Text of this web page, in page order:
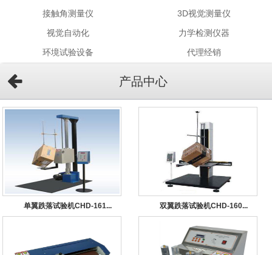
接触角测量仪
3D视觉测量仪
视觉自动化
力学检测仪器
环境试验设备
代理经销
产品中心
单翼跌落试验机CHD-161... 双翼跌落试验机CHD-160...